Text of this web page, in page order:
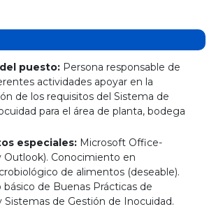
puesto: Persona responsable de
actividades apoyar en la
de los requisitos del Sistema de
para el área de planta, bodega
especiales: Microsoft Office-
Outlook). Conocimiento en
de alimentos (deseable).
de Buenas Prácticas de
Sistemas de Gestión de Inocuidad.